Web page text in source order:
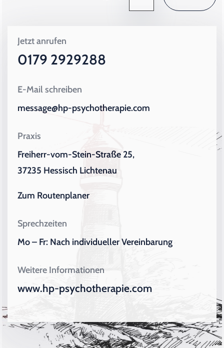
Jetzt anrufen
0179 2929288
E-Mail schreiben
message@hp-psychotherapie.com
Praxis
Freiherr-vom-Stein-Straße 25,
37235 Hessisch Lichtenau
Zum Routenplaner
Sprechzeiten
Mo – Fr: Nach individueller Vereinbarung
Weitere Informationen
www.hp-psychotherapie.com